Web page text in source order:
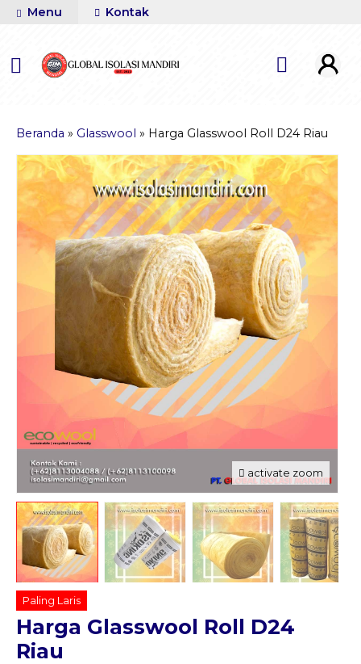
Menu Kontak
Beranda » Glasswool » Harga Glasswool Roll D24 Riau
activate zoom
Paling Laris
Harga Glasswool Roll D24
Riau